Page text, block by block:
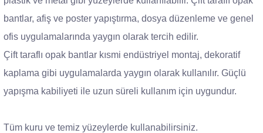
bantlar, afiş ve poster yapıştırma, dosya düzenleme ve genel
ofis uygulamalarında yaygın olarak tercih edilir.
Çift taraflı opak bantlar kısmi endüstriyel montaj, dekoratif
kaplama gibi uygulamalarda yaygın olarak kullanılır. Güçlü
yapışma kabiliyeti ile uzun süreli kullanım için uygundur.
Tüm kuru ve temiz yüzeylerde kullanabilirsiniz.